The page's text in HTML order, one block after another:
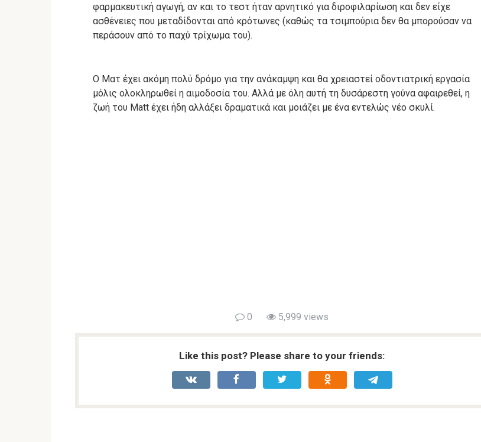
φαρμακευτική αγωγή, αν και το τεστ ήταν αρνητικό για διροφιλαρίωση και δεν είχε
ασθένειες που μεταδίδονται από κρότωνες (καθώς τα τσιμπούρια δεν θα μπορούσαν να
περάσουν από το παχύ τρίχωμα του).
Ο Ματ έχει ακόμη πολύ δρόμο για την ανάκαμψη και θα χρειαστεί οδοντιατρική εργασία
μόλις ολοκληρωθεί η αιμοδοσία του. Αλλά με όλη αυτή τη δυσάρεστη γούνα αφαιρεθεί, η
ζωή του Matt έχει ήδη αλλάξει δραματικά και μοιάζει με ένα εντελώς νέο σκυλί.
0 5,999 views
Like this post? Please share to your friends: